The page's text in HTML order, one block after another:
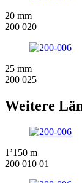
20 mm
200 020
25 mm
200 025
Weitere
1’150 m
200 010 01